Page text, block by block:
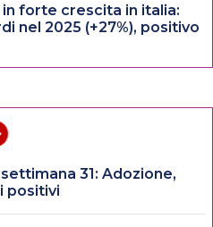
forte crescita in italia:
nel 2025 (+27%), positivo
31: Adozione,
positivi